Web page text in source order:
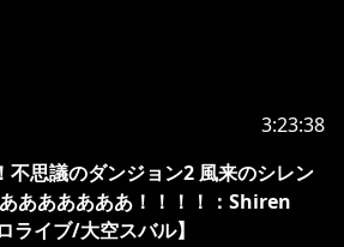
3:23:38
不思議のダンジョン2 風来のシレン
ああああああ！！！！：Shiren
イブ/大空スバル】